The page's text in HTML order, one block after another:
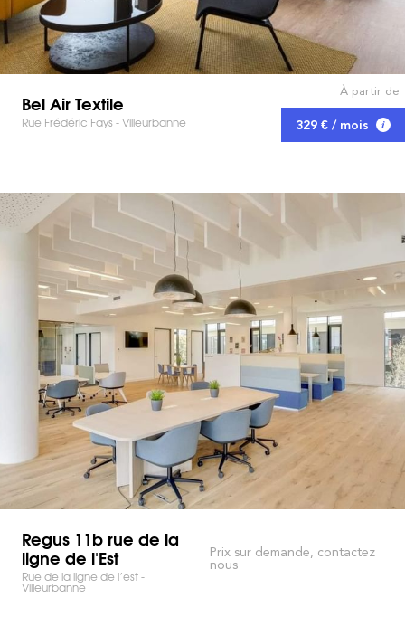
Bel Air Textile
Rue Frédéric Fays - Villeurbanne
À partir de
329 € / mois
Regus 11b rue de la
ligne de l'Est
Rue de la ligne de l’est -
Villeurbanne
Prix sur demande, contactez
nous